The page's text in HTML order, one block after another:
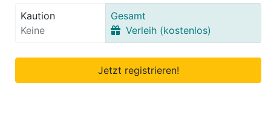
Kaution
Keine
Gesamt
Verleih (kostenlos)
Jetzt registrieren!